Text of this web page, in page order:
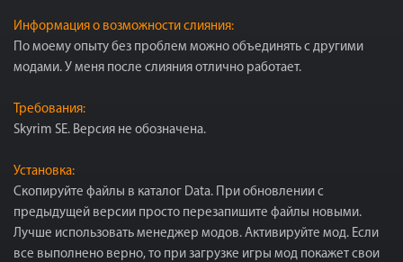
Информация о возможности слияния:
По моему опыту без проблем можно объединять с другими
модами. У меня после слияния отлично работает.
Требования:
Skyrim SE. Версия не обозначена.
Установка:
Скопируйте файлы в каталог Data. При обновлении с
предыдущей версии просто перезапишите файлы новыми.
Лучше использовать менеджер модов. Активируйте мод. Если
все выполнено верно, то при загрузке игры мод покажет свои